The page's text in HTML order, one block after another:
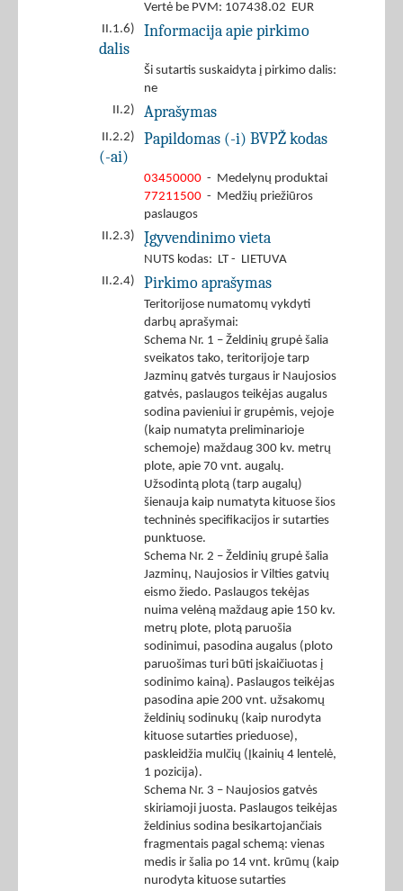
Vertė be PVM: 107438.02 EUR
II.1.6)
Informacija apie pirkimo
dalis
Ši sutartis suskaidyta į pirkimo dalis:
ne
II.2)
Aprašymas
II.2.2)
Papildomas (-i) BVPŽ kodas
(-ai)
03450000 - Medelynų produktai
77211500 - Medžių priežiūros
paslaugos
II.2.3)
Įgyvendinimo vieta
NUTS kodas: LT - LIETUVA
II.2.4)
Pirkimo aprašymas
Teritorijose numatomų vykdyti
darbų aprašymai:
Schema Nr. 1 – Želdinių grupė šalia
sveikatos tako, teritorijoje tarp
Jazminų gatvės turgaus ir Naujosios
gatvės, paslaugos teikėjas augalus
sodina pavieniui ir grupėmis, vejoje
(kaip numatyta preliminarioje
schemoje) maždaug 300 kv. metrų
plote, apie 70 vnt. augalų.
Užsodintą plotą (tarp augalų)
šienauja kaip numatyta kituose šios
techninės specifikacijos ir sutarties
punktuose.
Schema Nr. 2 – Želdinių grupė šalia
Jazminų, Naujosios ir Vilties gatvių
eismo žiedo. Paslaugos tekėjas
nuima velėną maždaug apie 150 kv.
metrų plote, plotą paruošia
sodinimui, pasodina augalus (ploto
paruošimas turi būti įskaičiuotas į
sodinimo kainą). Paslaugos teikėjas
pasodina apie 200 vnt. užsakomų
želdinių sodinukų (kaip nurodyta
kituose sutarties prieduose),
paskleidžia mulčių (Įkainių 4 lentelė,
1 pozicija).
Schema Nr. 3 – Naujosios gatvės
skiriamoji juosta. Paslaugos teikėjas
želdinius sodina besikartojančiais
fragmentais pagal schemą: vienas
medis ir šalia po 14 vnt. krūmų (kaip
nurodyta kituose sutarties